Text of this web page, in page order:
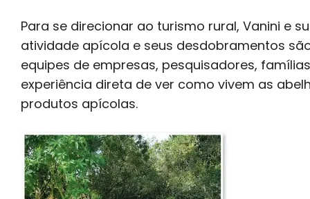
Para se direcionar ao turismo rural, Vanini e
atividade apícola e seus desdobramentos
equipes de empresas, pesquisadores,
experiência direta de ver como vivem as
produtos apícolas.